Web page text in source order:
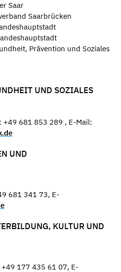
Saar
Saarbrücken
Prävention und Soziales
UND SOZIALES
+49 681 853 289 , E-Mail:
UND
681 341 73, E-
KULTUR UND
+49 177 435 61 07, E-